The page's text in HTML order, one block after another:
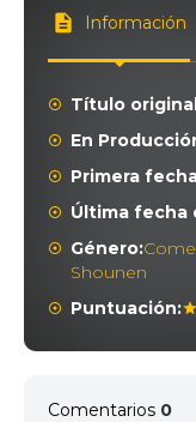
Información
Título
En
Primera
Última fecha
Género:
Shounen
Puntuación:
Comentarios 0